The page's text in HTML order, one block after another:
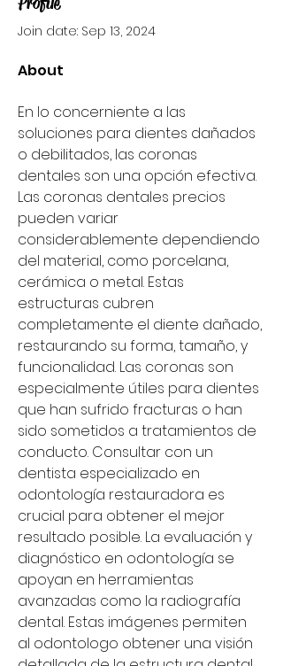
Join date: Sep 13, 2024
About
En lo concerniente a las
soluciones para dientes dañados
o debilitados, las coronas
dentales son una opción efectiva.
Las coronas dentales precios
pueden variar
considerablemente dependiendo
del material, como porcelana,
cerámica o metal. Estas
estructuras cubren
completamente el diente dañado,
restaurando su forma, tamaño, y
funcionalidad. Las coronas son
especialmente útiles para dientes
que han sufrido fracturas o han
sido sometidos a tratamientos de
conducto. Consultar con un
dentista especializado en
odontología restauradora es
crucial para obtener el mejor
resultado posible. La evaluación y
diagnóstico en odontología se
apoyan en herramientas
avanzadas como la radiografía
dental. Estas imágenes permiten
al odontologo obtener una visión